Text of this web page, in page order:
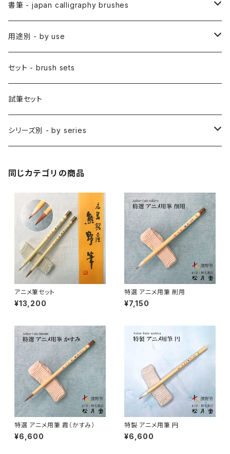
アニメ用線描筆
アニメ用平筆
絵手紙用筆 / ETEGAMI (pic letter)
彩色筆 / SAISHIKI (color)
面相筆 / MENSO (line,detail)
削用筆 / SAKUYO (all-purpose)
隈取筆 / KUMADORI (blur,color)
長流 / CHORYU (ink draw)
山馬筆 / SANBA (ink,rough line)
ローケツ筆 / ROUKETSU (batik)
俳画筆 / HAIGA (haiku picture)
線描筆 / SENBYO (line,outline)
付立筆 / TSUKETATEFUDE
如水 / NYOSUI (line,color)
白圭 / HAKKEI(line,color,crafts)
絵刷毛 / EBAKE (paint brushs)
日本画用絵刷毛
アニメ用絵刷毛
スリ込刷毛 / SURIKOMIBAKE (stencil)
差指刷毛 / SASHIBAKE (silk dyeing)
梵字筆 / BONJI-FUDE (sanskrit)
料理用刷毛 / RYORIBAKE(kitchen)
竹刷毛 / TAKEBAKE
横刷毛
唐刷毛
日本画用唐刷毛
書筆 - japan calligraphy brushes
小筆
仮名用
禅シリーズ
用途別 - by use
日本画 - japanese-style painting
水墨画 - japanese ink paint/sumie
アニメ背景美術 - anime background art
アニメ水張り・ぼかし・グラデーション
アニメ特定用途描き・特殊
絵手紙 - picture letter
カリグラフィー - calligraphy
陶芸 - ceramics
染色（友禅・紅型・ろうけつ他） - dyeing
暮らし・雑貨 - knickknack
料理 - cooking
版画 -prints
セット - brush sets
試筆セット
シリーズ別 - by series
同じカテゴリの商品
アニメ筆セット
¥13,200
特選 アニメ用筆 削用
¥7,150
特選 アニメ用筆 霞（かすみ）
¥6,600
特製 アニメ用筆 円
¥6,600